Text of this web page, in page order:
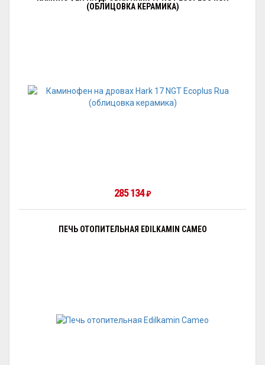
(ОБЛИЦОВКА КЕРАМИКА)
285 134₽
ПЕЧЬ ОТОПИТЕЛЬНАЯ EDILKAMIN CAMEO